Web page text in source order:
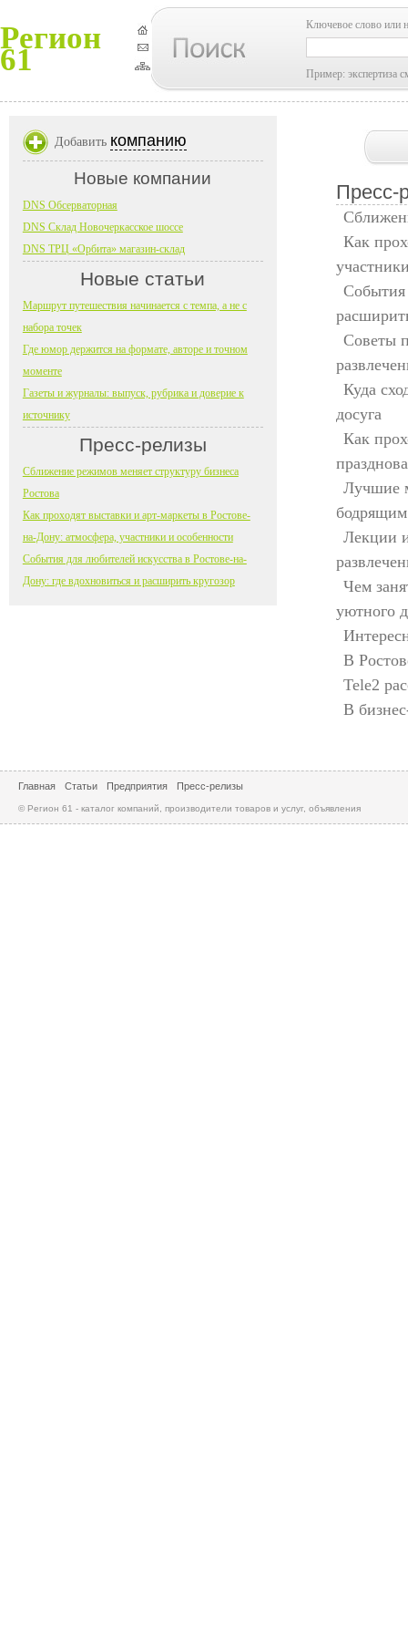
Регион
61
Ключевое слово или
Пример: экспертиза
Пресс-
Как
События
Советы
Куда
досуга
Как
Лучшие
Лекции
Чем
уютного
В
Tele2
В
Добавить компанию
Новые компании
DNS Обсерваторная
DNS Склад Новочеркасское шоссе
DNS ТРЦ «Орбита» магазин-склад
Новые статьи
Маршрут путешествия начинается с темпа, а не с
набора точек
Где юмор держится на формате, авторе и точном
моменте
Газеты и журналы: выпуск, рубрика и доверие к
источнику
Пресс-релизы
Сближение режимов меняет структуру бизнеса
Ростова
Как проходят выставки и арт-маркеты в Ростове-
на-Дону: атмосфера, участники и особенности
События для любителей искусства в Ростове-на-
Дону: где вдохновиться и расширить кругозор
Главная Статьи Предприятия Пресс-релизы
© Регион 61 - каталог компаний, производители товаров и услуг, объявления